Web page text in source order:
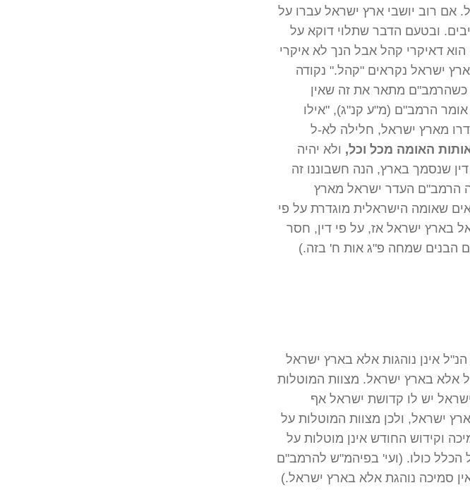
אם רוב יושבי ארץ ישראל עברו על
ובטעם הדבר שתלוי דוקא על
דאיקרי קהל אבל הנך לא איקרי
ישראל נקראים "קהל." נקודה
כשהרמב"ם מתאר את זה שאין
הרמב"ם (מ"ע קנ"ג), "אילו
מארץ ישראל, חלילה לא-ל
האומה מכל וכל, ולא יהיה
שנסמך בארץ, הנה חשבוננו זה
הרמב"ם העדר ישראל מארץ
שאומה הישראלית מוגדרת על פי
בארץ ישראל אז, על פי דין, חסר
הבנים שמחה פ"ג אות ח' בזה.)
אינן נוהגות אלא בארץ ישראל
אלא בארץ ישראל. מצוות המוטלות
יש לו קדושת ישראל אף
ישראל, ולכן מצוות המוטלות על
וקידוש החודש אינן מוטלות על
הכלל כולו. (ועי' בפיהמ"ש להרמב"ם
סמיכה נוהגת אלא בארץ ישראל.)